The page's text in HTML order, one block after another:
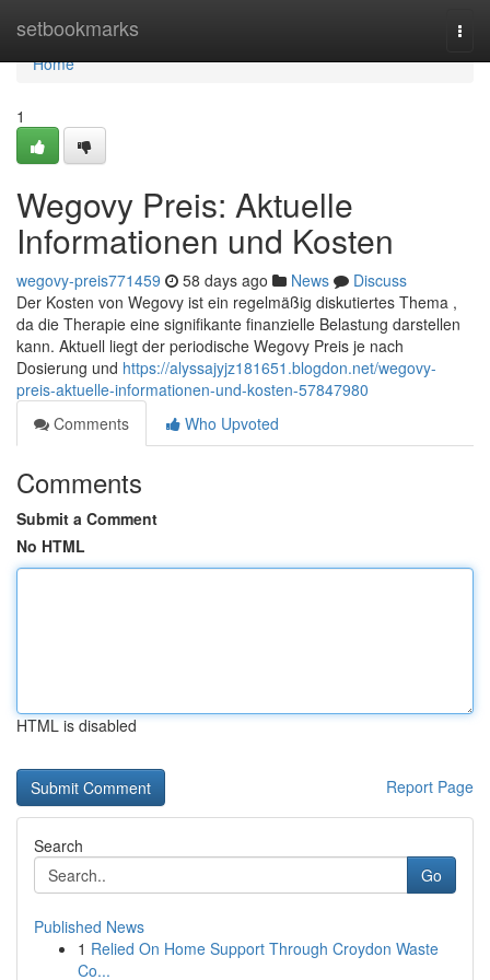
setbookmarks
Home
Home
1
Wegovy Preis: Aktuelle
Informationen und Kosten
wegovy-preis771459 58 days ago News
Discuss
Der Kosten von Wegovy ist ein regelmäßig diskutiertes Thema ,
da die Therapie eine signifikante finanzielle Belastung darstellen
kann. Aktuell liegt der periodische Wegovy Preis je nach
Dosierung und https://alyssajyjz181651.blogdon.net/wegovy-
preis-aktuelle-informationen-und-kosten-57847980
Comments
Who Upvoted
Comments
Submit a Comment
No HTML
HTML is disabled
Report Page
Search
Go
Published News
1 Relied On Home Support Through Croydon Waste
Co...